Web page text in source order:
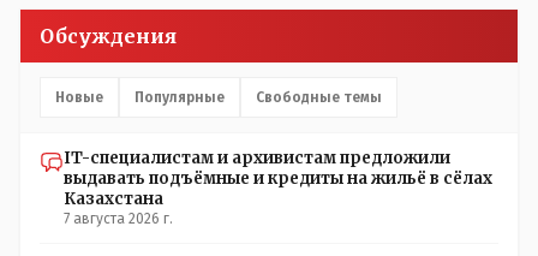
настоящему времени их установили только в
помещениях, предназначенных для административно-
установлены кондиционеры, питьевой и температурный
противоречие. Вы считаете иначе?
Обсуждения
Новые Популярные Свободные темы
IT-специалистам и архивистам предложили
выдавать подъёмные и кредиты на жильё в сёлах
Казахстана
7 августа 2026 г.